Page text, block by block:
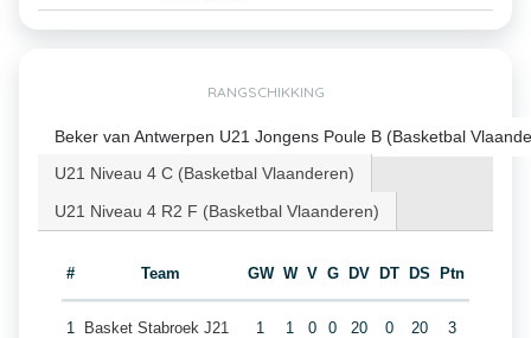
RANGSCHIKKING
Beker van Antwerpen U21 Jongens Poule B (Basketbal
U21 Niveau 4 C (Basketbal Vlaanderen)
U21 Niveau 4 R2 F (Basketbal Vlaanderen)
# Team GW W V G DV DT DS Ptn
1
Basket Stabroek J21
1 1 0 0 20 0 20 3